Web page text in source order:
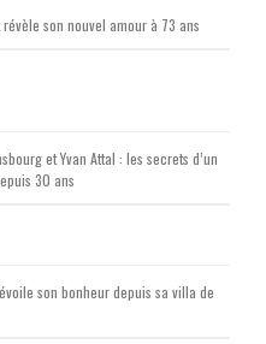
son nouvel amour à 73 ans
et Yvan Attal : les secrets d’un
30 ans
son bonheur depuis sa villa de